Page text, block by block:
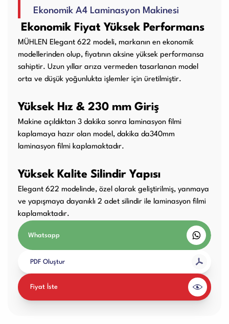
Laminasyon PVC
Makineleri
Giyotin Makineleri Sarf Malzemeleri
Makinaları
Kullanım Kılavuzları
Ekonomik A4 Laminasyon Makinesi
Ekonomik Fiyat Yüksek Performans
MÜHLEN Elegant 622 modeli, markanın en ekonomik
modellerinden olup, fiyatının aksine yüksek performansa
sahiptir. Uzun yıllar arıza vermeden tasarlanan model
orta ve düşük yoğunlukta işlemler için üretilmiştir.
Yüksek Hız & 230 mm Giriş
Makine açıldıktan 3 dakika sonra laminasyon filmi
kaplamaya hazır olan model, dakika da340mm
laminasyon filmi kaplamaktadır.
Yüksek Kalite Silindir Yapısı
Elegant 622 modelinde, özel olarak geliştirilmiş, yanmaya
ve yapışmaya dayanıklı 2 adet silindir ile laminasyon filmi
kaplamaktadır.
Whatsapp
PDF Oluştur
Fiyat İste